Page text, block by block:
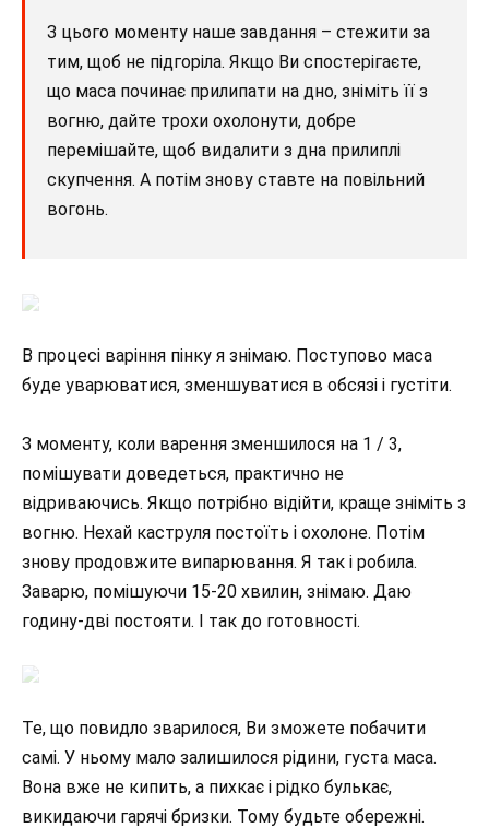
З цього моменту наше завдання – стежити за
тим, щоб не підгоріла. Якщо Ви спостерігаєте,
що маса починає прилипати на дно, зніміть її з
вогню, дайте трохи охолонути, добре
перемішайте, щоб видалити з дна прилиплі
скупчення. А потім знову ставте на повільний
вогонь.
В процесі варіння пінку я знімаю. Поступово маса
буде уварюватися, зменшуватися в обсязі і густіти.
З моменту, коли варення зменшилося на 1 / 3,
помішувати доведеться, практично не
відриваючись. Якщо потрібно відійти, краще зніміть з
вогню. Нехай каструля постоїть і охолоне. Потім
знову продовжите випарювання. Я так і робила.
Заварю, помішуючи 15-20 хвилин, знімаю. Даю
годину-дві постояти. І так до готовності.
Те, що повидло зварилося, Ви зможете побачити
самі. У ньому мало залишилося рідини, густа маса.
Вона вже не кипить, а пихкає і рідко булькає,
викидаючи гарячі бризки. Тому будьте обережні.